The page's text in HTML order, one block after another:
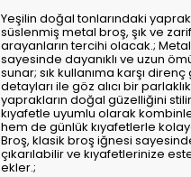
Yeşilin doğal tonlarındaki
süslenmiş metal broş, şık ve
arayanların tercihi olacak.;
sayesinde dayanıklı ve uzun
sunar; sık kullanıma karşı
detayları ile göz alıcı bir
yaprakların doğal güzelliğini
kıyafetle uyumlu olarak
hem de günlük kıyafetlerle
Broş, klasik broş iğnesi
çıkarılabilir ve kıyafetlerinize
ekler.;